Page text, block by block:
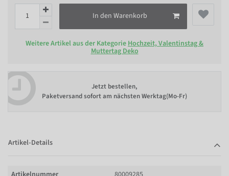
In den Warenkorb
Weitere Artikel aus der Kategorie Hochzeit, Valentinstag &
Muttertag Deko
Jetzt bestellen,
Paketversand sofort am nächsten Werktag(Mo-Fr)
Artikel-Details